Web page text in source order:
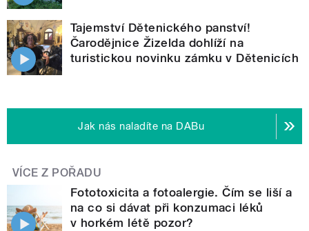
Tajemství Dětenického panství!
Čarodějnice Žizelda dohlíží na
turistickou novinku zámku v Dětenicích
Jak nás naladíte na DABu
VÍCE Z POŘADU
Fototoxicita a fotoalergie. Čím se liší a
na co si dávat při konzumaci léků
v horkém létě pozor?